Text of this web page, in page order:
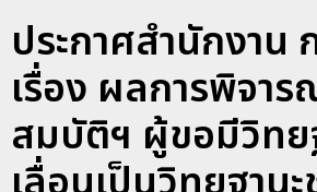
ประกาศสำนักงาน
เรื่อง ผลการพิจา
สมบัติฯ ผู้ขอมีวิทย